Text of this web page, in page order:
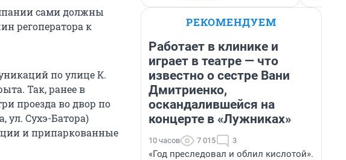
сами должны
регоператора к
по улице К.
Так, ранее в
проезда во двор по
ул. Сухэ-Батора)
и припаркованные
РЕКОМЕНДУЕМ
Работает в клинике и
играет в театре — что
известно о сестре Вани
Дмитриенко,
оскандалившейся на
концерте в «Лужниках»
10 часов 7 015 3
«Год преследовал и облил кислотой».